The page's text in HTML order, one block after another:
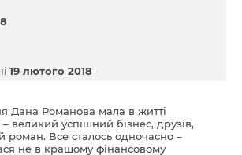
19 лютого 2018
Дана Романова мала в житті
великий успішний бізнес, друзів,
роман. Все сталось одночасно –
не в кращому фінансовому